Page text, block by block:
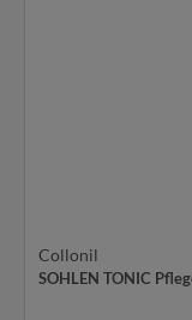
Collonil
SOHLEN TONIC